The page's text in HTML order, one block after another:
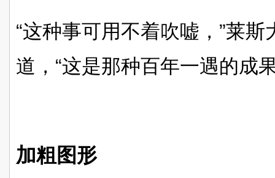
“这种事可用不着吹嘘，”莱
道，“这是那种百年一遇的成
加粗图形